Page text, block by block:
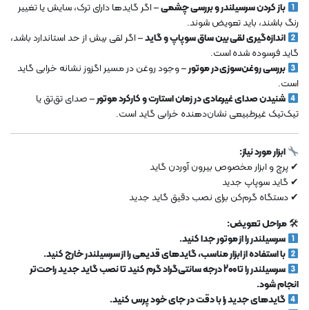
باز کردن سرسیلندر و بررسی چشمی– اگر گایدها دارای ترک، سایش یا تغییر
رنگ باشند، باید تعویض شوند.
اندازه‌گیری لقی بین ساق سوپاپ و گاید– اگر لقی بیش از حد استاندارد باشد،
گاید فرسوده شده است.
بررسی روغن‌سوزی در موتور– وجود روغن در مسیر اگزوز نشانه خرابی گاید
است.
شنیدن صدای غیرعادی در زمان استارت و کارکرد موتور– صدای تق‌تق یا
تیک‌تیک غیرطبیعی نشان‌دهنده خرابی گاید است.
ابزار مورد نیاز:
✔ پرچ و ابزار مخصوص بیرون آوردن گاید
✔ گاید سوپاپ جدید
✔ دستگاه گرم‌کن برای نصب دقیق گاید جدید
🛠مراحل تعویض:
سرسیلندر را از موتور جدا کنید.
با استفاده از ابزار مناسب، گایدهای قدیمی را از سرسیلندر خارج کنید.
سرسیلندر را تا 200 درجه سانتی‌گراد گرم کنید تا نصب گاید جدید راحت‌تر
انجام شود.
گایدهای جدید را با دقت در جای خود پرس کنید.